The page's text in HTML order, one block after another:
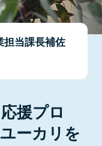
担当課長補佐
援プロ
ーカリを